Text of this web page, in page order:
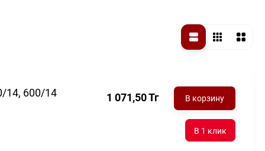
14, 600/14 1 071,50Тг В корзину